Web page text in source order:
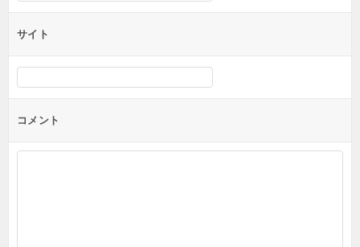
サイト
コメント